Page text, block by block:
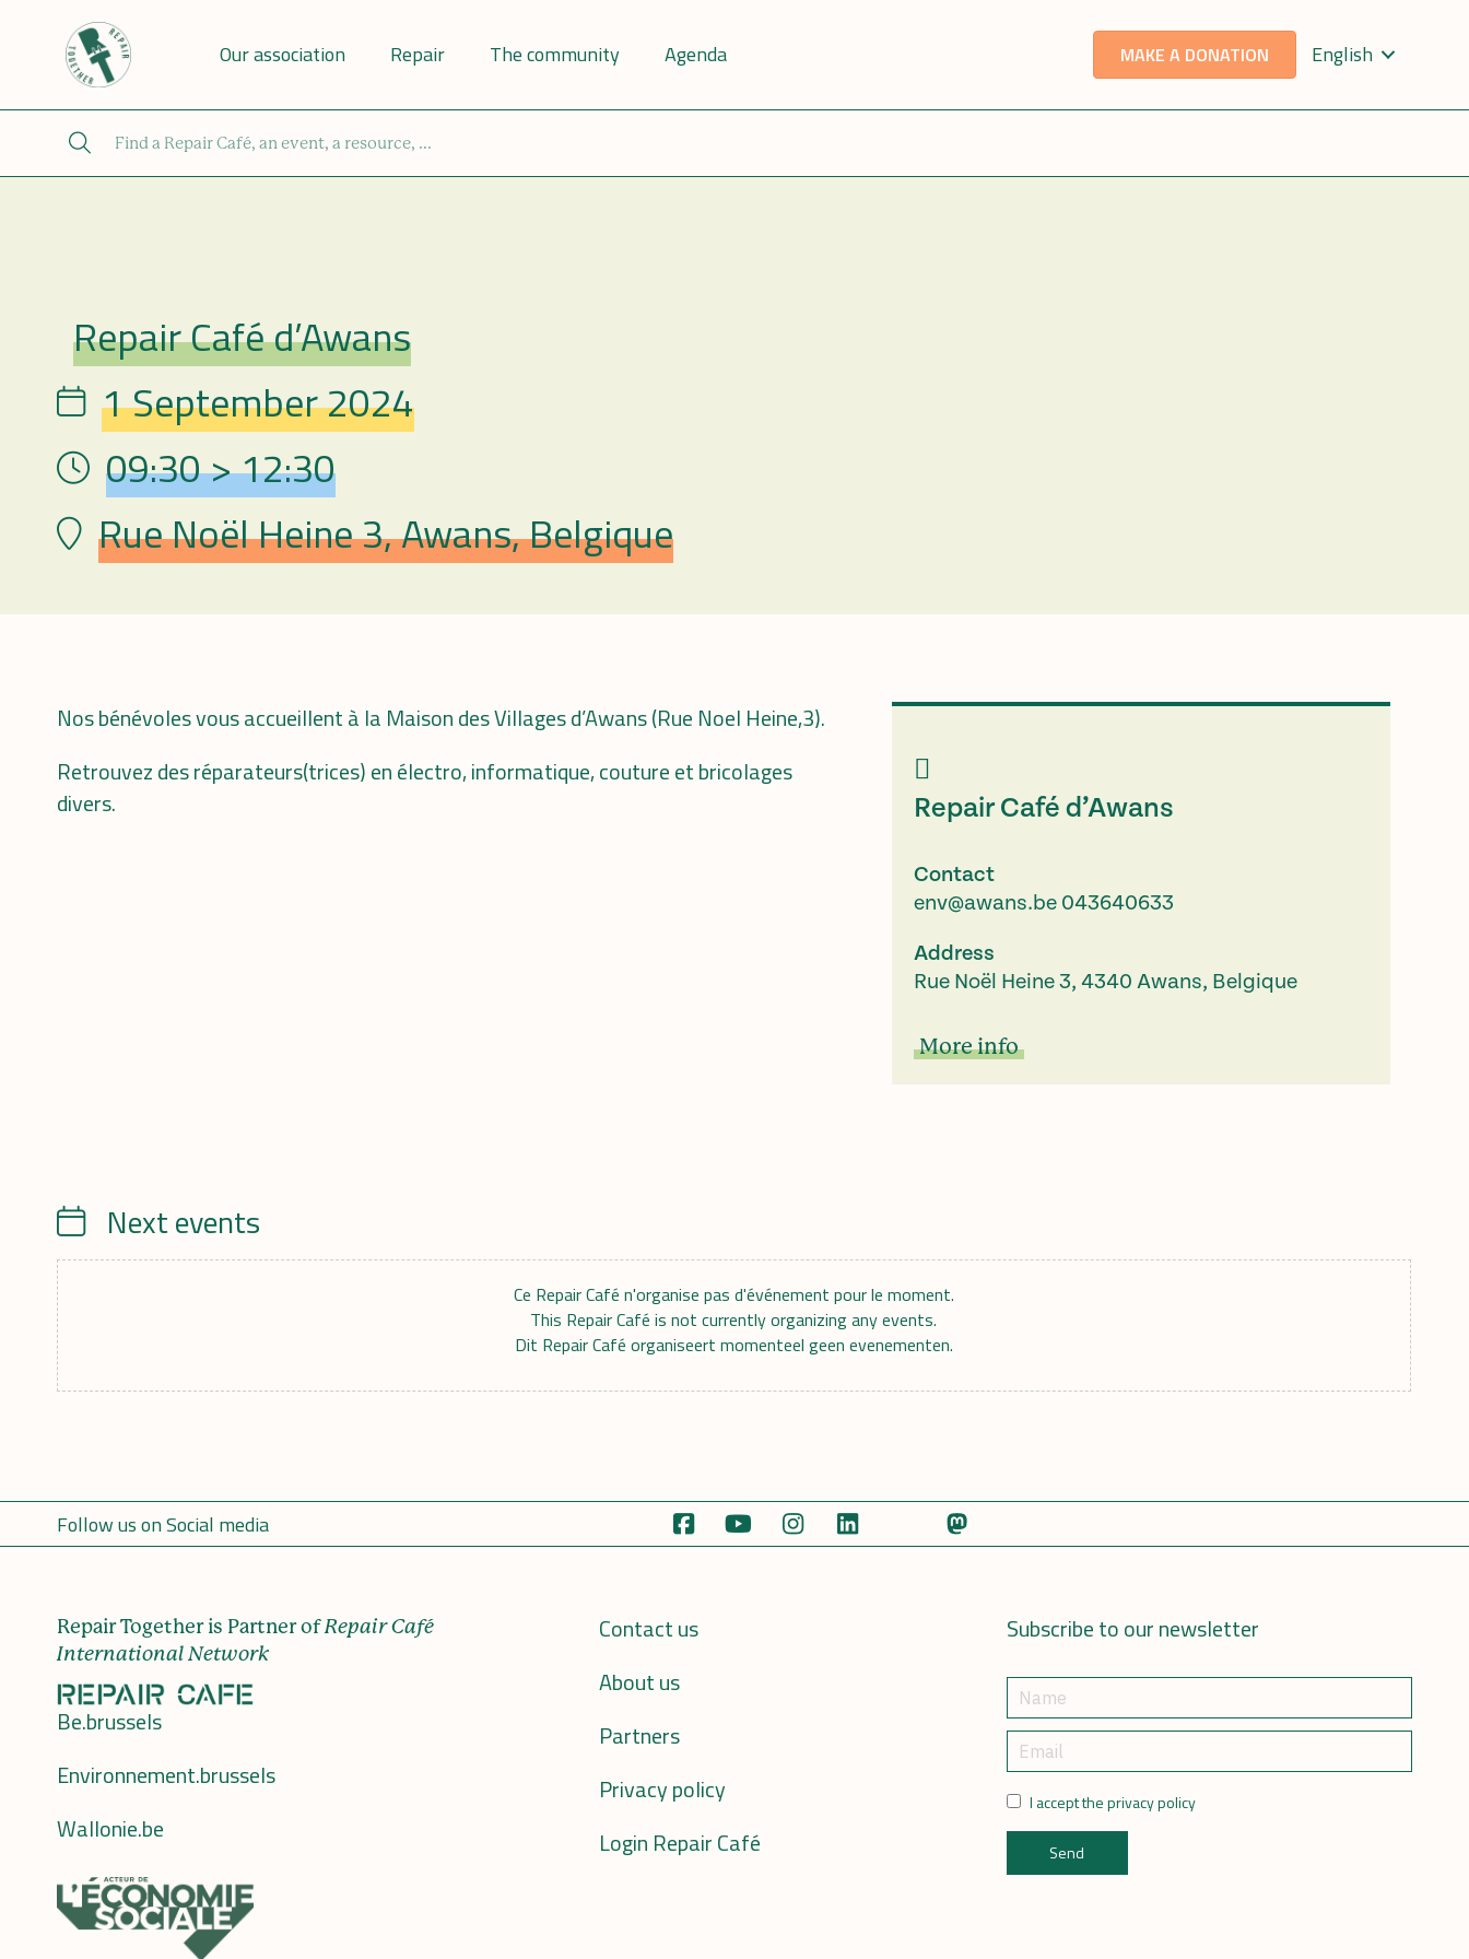
Our association Repair The community Agenda MAKE A DONATION English
Repair Café
Repair Café d’Awans
Date 1 September 2024
Hour 09:30 > 12:30
Lieu Rue Noël Heine 3, Awans, Belgique
Nos bénévoles vous accueillent à la Maison des Villages d’Awans (Rue Noel Heine,3).
Retrouvez des réparateurs(trices) en électro, informatique, couture et bricolages
divers.
Repair Café d’Awans
Contact
env@awans.be 043640633
Address
Rue Noël Heine 3, 4340 Awans, Belgique
More info
CalendrierNext events
Ce Repair Café n'organise pas d'événement pour le moment.
This Repair Café is not currently organizing any events.
Dit Repair Café organiseert momenteel geen evenementen.
Follow us on Social media
Repair Together is Partner ofRepair Café
International Network
Be.brussels
Environnement.brussels
Wallonie.be
Contact us
About us
Partners
Privacy policy
Login Repair Café
Subscribe to our newsletter
I accept the privacy policy
Send